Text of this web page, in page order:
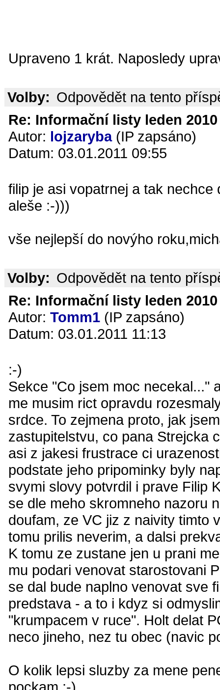
Upraveno 1 krát. Naposledy
Volby: Odpovědět na tento
Re: Informační listy leden
Autor: lojzaryba(IP zapsáno)
Datum: 03.01.2011 09:55
filip je asi vopatrnej a tak
aleše :-)))
vše nejlepší do novýho
Volby: Odpovědět na tento
Re: Informační listy leden
Autor: Tomm1 (IP zapsáno)
Datum: 03.01.2011 11:13
:-)
Sekce "Co jsem moc necekal..."
me musim rict opravdu
srdce. To zejmena proto, jak
zastupitelstvu, co pana Strejcka
asi z jakesi frustrace ci
podstate jeho pripominky byly
svymi slovy potvrdil i prave Filip
se dle meho skromneho nazoru
doufam, ze VC jiz z naivity timto
tomu prilis neverim, a dalsi
K tomu ze zustane jen u prani
mu podari venovat starostovani
se dal bude naplno venovat sve
predstava - a to i kdyz si
"krumpacem v ruce". Holt delat
neco jineho, nez tu obec (navic
O kolik lepsi sluzby za mene